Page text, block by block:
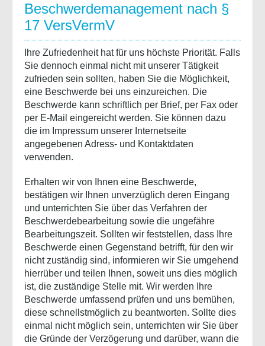
Beschwerdemanagement nach §
17 VersVermV
Ihre Zufriedenheit hat für uns höchste Priorität. Falls
Sie dennoch einmal nicht mit unserer Tätigkeit
zufrieden sein sollten, haben Sie die Möglichkeit,
eine Beschwerde bei uns einzureichen. Die
Beschwerde kann schriftlich per Brief, per Fax oder
per E-Mail eingereicht werden. Sie können dazu
die im Impressum unserer Internetseite
angegebenen Adress- und Kontaktdaten
verwenden.
Erhalten wir von Ihnen eine Beschwerde,
bestätigen wir Ihnen unverzüglich deren Eingang
und unterrichten Sie über das Verfahren der
Beschwerdebearbeitung sowie die ungefähre
Bearbeitungszeit. Sollten wir feststellen, dass Ihre
Beschwerde einen Gegenstand betrifft, für den wir
nicht zuständig sind, informieren wir Sie umgehend
hierrüber und teilen Ihnen, soweit uns dies möglich
ist, die zuständige Stelle mit. Wir werden Ihre
Beschwerde umfassend prüfen und uns bemühen,
diese schnellstmöglich zu beantworten. Sollte dies
einmal nicht möglich sein, unterrichten wir Sie über
die Gründe der Verzögerung und darüber, wann die